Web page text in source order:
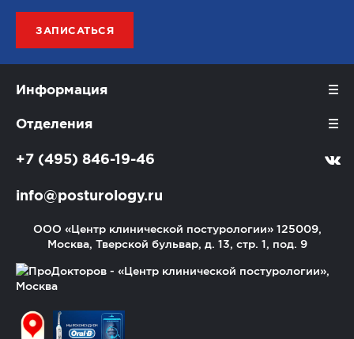
ЗАПИСАТЬСЯ
ООО «Центр клинической постурологии» 125009,
Москва, Тверской бульвар, д. 13, стр. 1, под. 9
Информация
Отделения
+7 (495) 846-19-46
info@posturology.ru